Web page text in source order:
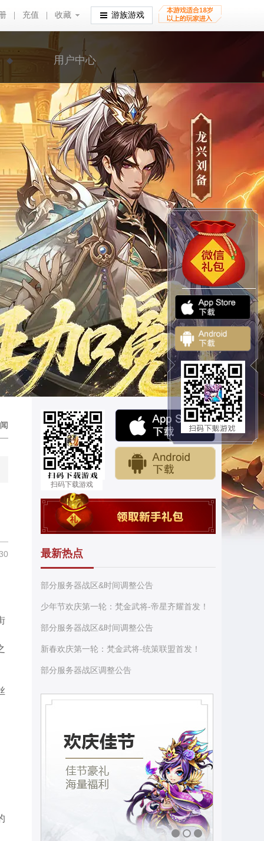
充值 收藏
收藏 游族游戏
用户中心
扫码下载游戏
最新热点
部分服务器战区&时间调整公告
少年节欢庆第一轮：梵金武将-帝星齐耀首发！
部分服务器战区&时间调整公告
新春欢庆第一轮：梵金武将-统策联盟首发！
部分服务器战区调整公告